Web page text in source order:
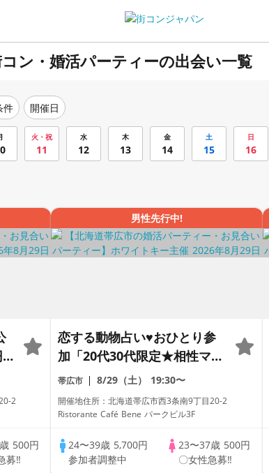
ン・婚活パーティーの出会い一覧
件 開催日
火・祝
11
水
12
木
13
金
14
土
15
日
16
2
500円
募‼
男性先行中!
恋する動物占い♥おひとり参
加「20代30代限定★相性マッ
チングパーティー」着席式全
員会話/WhiteKey AI
Matching/マッチングあり
帯広市 8/29（土） 19:30〜
開催地住所：北海道帯広市西3条南9丁目20-2
Ristorante Café Bene パークビル3F
24〜39歳 5,700円
参加者調整中
23〜37歳 500円
〇女性急募‼